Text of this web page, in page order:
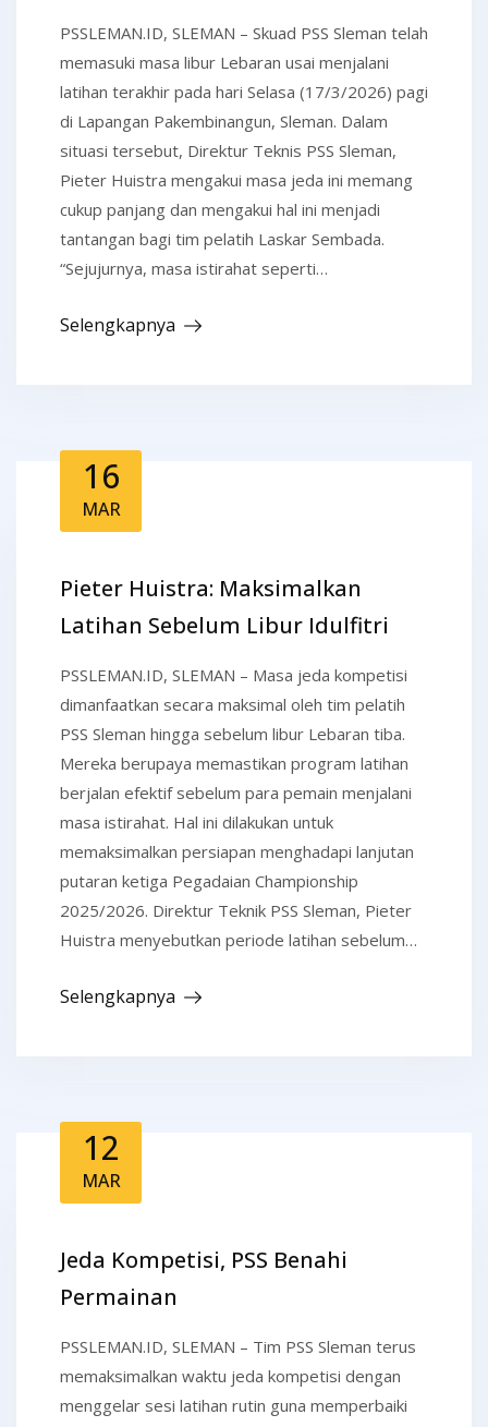
PSSLEMAN.ID, SLEMAN – Skuad PSS Sleman telah
memasuki masa libur Lebaran usai menjalani
latihan terakhir pada hari Selasa (17/3/2026) pagi
di Lapangan Pakembinangun, Sleman. Dalam
situasi tersebut, Direktur Teknis PSS Sleman,
Pieter Huistra mengakui masa jeda ini memang
cukup panjang dan mengakui hal ini menjadi
tantangan bagi tim pelatih Laskar Sembada.
“Sejujurnya, masa istirahat seperti…
Selengkapnya
16
MAR
Pieter Huistra: Maksimalkan
Latihan Sebelum Libur Idulfitri
PSSLEMAN.ID, SLEMAN – Masa jeda kompetisi
dimanfaatkan secara maksimal oleh tim pelatih
PSS Sleman hingga sebelum libur Lebaran tiba.
Mereka berupaya memastikan program latihan
berjalan efektif sebelum para pemain menjalani
masa istirahat. Hal ini dilakukan untuk
memaksimalkan persiapan menghadapi lanjutan
putaran ketiga Pegadaian Championship
2025/2026. Direktur Teknik PSS Sleman, Pieter
Huistra menyebutkan periode latihan sebelum…
Selengkapnya
12
MAR
Jeda Kompetisi, PSS Benahi
Permainan
PSSLEMAN.ID, SLEMAN – Tim PSS Sleman terus
memaksimalkan waktu jeda kompetisi dengan
menggelar sesi latihan rutin guna memperbaiki